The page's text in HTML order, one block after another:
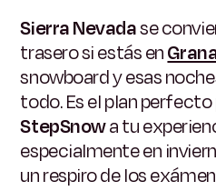
Sierra Nevadase
trasero si estás en
snowboard y esas
todo. Es el plan
StepSnowa tu
especialmente en
un respiro de los